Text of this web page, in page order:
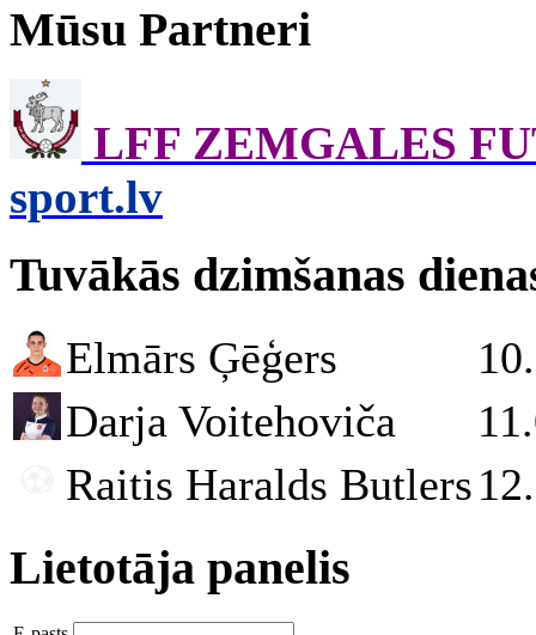
Mūsu Partneri
LFF ZEMGALES
sport.lv
Tuvākās dzimšanas
Elmārs Ģēģers
Darja Voitehoviča
Raitis Haralds Butlers
Lietotāja panelis